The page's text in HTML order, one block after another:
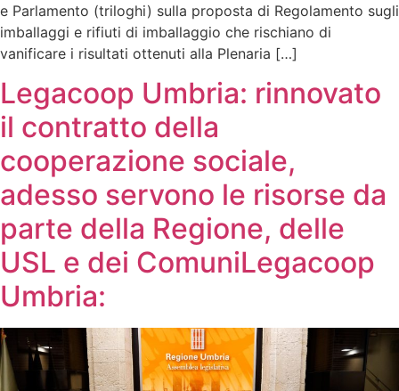
e Parlamento (triloghi) sulla proposta di Regolamento sugli
imballaggi e rifiuti di imballaggio che rischiano di
vanificare i risultati ottenuti alla Plenaria […]
Legacoop Umbria: rinnovato
il contratto della
cooperazione sociale,
adesso servono le risorse da
parte della Regione, delle
USL e dei ComuniLegacoop
Umbria: